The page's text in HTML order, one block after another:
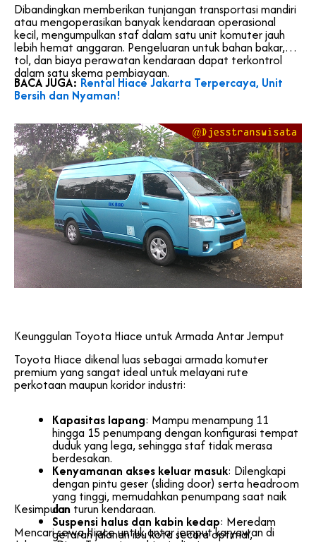
Dibandingkan memberikan tunjangan transportasi mandiri
atau mengoperasikan banyak kendaraan operasional
kecil, mengumpulkan staf dalam satu unit komuter jauh
lebih hemat anggaran. Pengeluaran untuk bahan bakar,
tol, dan biaya perawatan kendaraan dapat terkontrol
dalam satu skema pembiayaan.
BACA JUGA:Rental Hiace Jakarta Terpercaya, Unit
Bersih dan Nyaman!
Keunggulan Toyota Hiace untuk Armada Antar Jemput
Toyota Hiace dikenal luas sebagai armada komuter
premium yang sangat ideal untuk melayani rute
perkotaan maupun koridor industri:
Kapasitas lapang: Mampu menampung 11
hingga 15 penumpang dengan konfigurasi tempat
duduk yang lega, sehingga staf tidak merasa
berdesakan.
Kenyamanan akses keluar masuk: Dilengkapi
dengan pintu geser (sliding door) serta headroom
yang tinggi, memudahkan penumpang saat naik
dan turun kendaraan.
Suspensi halus dan kabin kedap: Meredam
getaran jalanan ibu kota secara optimal,
Kesimpulan
Mencari sewa Hiace untuk antar jemput karyawan di